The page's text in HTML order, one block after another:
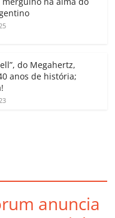
a
ss
o
m
k h
do Megahertz,
anos de história;
anuncia